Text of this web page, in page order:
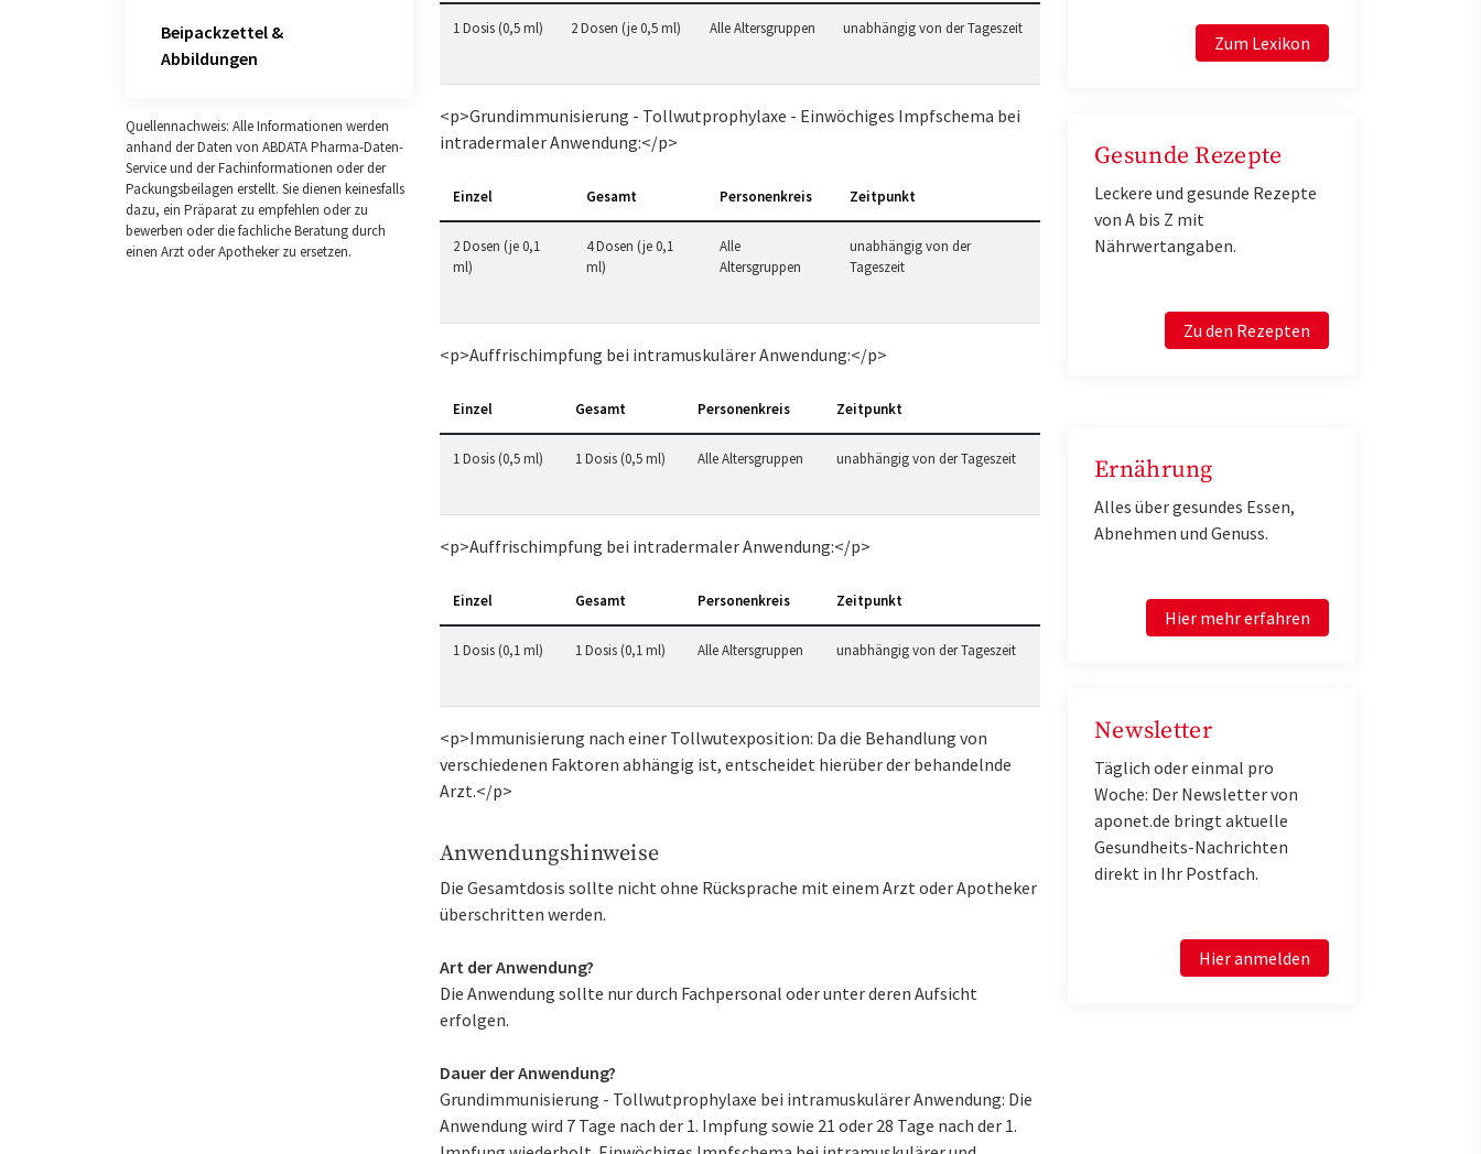
Beipackzettel &
Abbildungen
Quellennachweis: Alle Informationen werden
anhand der Daten von ABDATA Pharma-Daten-
Service und der Fachinformationen oder der
Packungsbeilagen erstellt. Sie dienen keinesfalls
dazu, ein Präparat zu empfehlen oder zu
bewerben oder die fachliche Beratung durch
einen Arzt oder Apotheker zu ersetzen.
1 Dosis (0,5 ml) 2 Dosen (je 0,5 ml) Alle Altersgruppen unabhängig von der Tageszeit
<p>Grundimmunisierung - Tollwutprophylaxe - Einwöchiges Impfschema bei
intradermaler Anwendung:</p>
Einzel Gesamt Personenkreis Zeitpunkt
2 Dosen (je 0,1
ml)
4 Dosen (je 0,1
ml)
Alle
Altersgruppen
unabhängig von der
Tageszeit
<p>Auffrischimpfung bei intramuskulärer Anwendung:</p>
Einzel Gesamt Personenkreis Zeitpunkt
1 Dosis (0,5 ml) 1 Dosis (0,5 ml) Alle Altersgruppen unabhängig von der Tageszeit
<p>Auffrischimpfung bei intradermaler Anwendung:</p>
Einzel Gesamt Personenkreis Zeitpunkt
1 Dosis (0,1 ml) 1 Dosis (0,1 ml) Alle Altersgruppen unabhängig von der Tageszeit
<p>Immunisierung nach einer Tollwutexposition: Da die Behandlung von
verschiedenen Faktoren abhängig ist, entscheidet hierüber der behandelnde
Arzt.</p>
Anwendungshinweise
Die Gesamtdosis sollte nicht ohne Rücksprache mit einem Arzt oder Apotheker
überschritten werden.
Art der Anwendung?
Die Anwendung sollte nur durch Fachpersonal oder unter deren Aufsicht
erfolgen.
Dauer der Anwendung?
Grundimmunisierung - Tollwutprophylaxe bei intramuskulärer Anwendung: Die
Anwendung wird 7 Tage nach der 1. Impfung sowie 21 oder 28 Tage nach der 1.
Zum Lexikon
Gesunde Rezepte
Leckere und gesunde Rezepte
von A bis Z mit
Nährwertangaben.
Zu den Rezepten
Ernährung
Alles über gesundes Essen,
Abnehmen und Genuss.
Hier mehr erfahren
Newsletter
Täglich oder einmal pro
Woche: Der Newsletter von
aponet.de bringt aktuelle
Gesundheits-Nachrichten
direkt in Ihr Postfach.
Hier anmelden